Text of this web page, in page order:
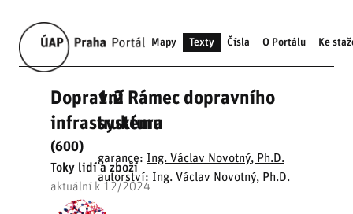
Mapy Texty Čísla O Portálu Ke
Dopravní
infrastruktura
(600)
Toky lidí a zboží
aktuální k 12/2024
1.2 Rámec dopravního
systému
garance: Ing. Václav Novotný, Ph.D.
autorství: Ing. Václav Novotný, Ph.D.